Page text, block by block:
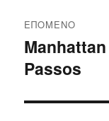
ΕΠΌΜΕΝΟ
Επόμενο
άρθρο:
Passos